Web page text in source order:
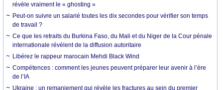
révèle vraiment le « ghosting »
Peut-on suivre un salarié toutes les dix secondes pour vérifier son temps
de travail ?
Ce que les retraits du Burkina Faso, du Mali et du Niger de la Cour pénale
internationale révèlent de la diffusion autoritaire
Libérez le rappeur marocain Mehdi Black Wind
Compétences : comment les jeunes peuvent préparer leur avenir à l’ère
de l’IA
Ukraine : un remaniement qui révèle les fractures au sein du premier